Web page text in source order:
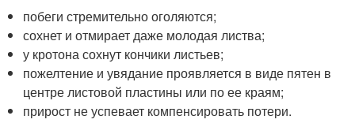
побеги стремительно оголяются;
сохнет и отмирает даже молодая листва;
у кротона сохнут кончики листьев;
пожелтение и увядание проявляется в виде пятен в
центре листовой пластины или по ее краям;
прирост не успевает компенсировать потери.